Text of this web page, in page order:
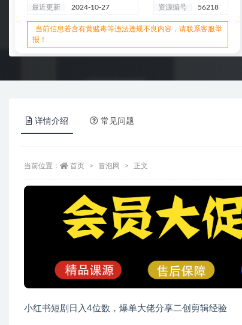
最近更新 2024-10-27 资源编号 56218
当前信息若含有黄赌毒等违法违规不良内容，请联系客服举
报！
详情介绍 常见问题
当前位置： 首页 冒泡网 正文
小红书短剧日入4位数，爆单大佬分享二创剪辑经验